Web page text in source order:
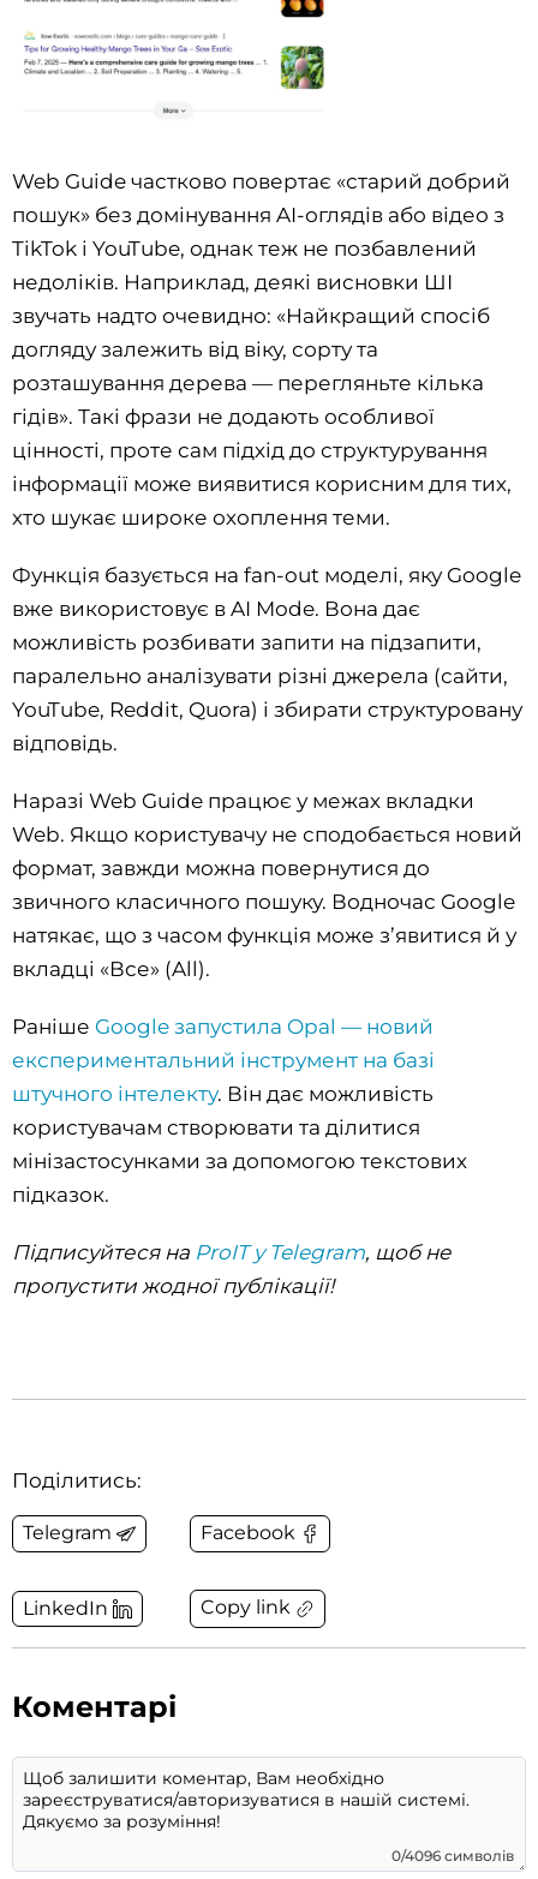
Web Guide частково повертає «старий добрий
пошук» без домінування AI-оглядів або відео з
TikTok і YouTube, однак теж не позбавлений
недоліків. Наприклад, деякі висновки ШІ
звучать надто очевидно: «Найкращий спосіб
догляду залежить від віку, сорту та
розташування дерева — перегляньте кілька
гідів». Такі фрази не додають особливої
цінності, проте сам підхід до структурування
інформації може виявитися корисним для тих,
хто шукає широке охоплення теми.
Функція базується на fan-out моделі, яку Google
вже використовує в AI Mode. Вона дає
можливість розбивати запити на підзапити,
паралельно аналізувати різні джерела (сайти,
YouTube, Reddit, Quora) і збирати структуровану
відповідь.
Наразі Web Guide працює у межах вкладки
Web. Якщо користувачу не сподобається новий
формат, завжди можна повернутися до
звичного класичного пошуку. Водночас Google
натякає, що з часом функція може з’явитися й у
вкладці «Все» (All).
Раніше Google запустила Opal — новий
експериментальний інструмент на базі
штучного інтелекту. Він дає можливість
користувачам створювати та ділитися
мінізастосунками за допомогою текстових
підказок.
Підписуйтеся на ProIT у Telegram, щоб не
пропустити жодної публікації!
Поділитись:
Telegram Facebook
LinkedIn Copy link
Коментарі
0/4096 символів